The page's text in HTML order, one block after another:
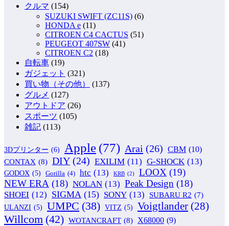
クルマ (154)
SUZUKI SWIFT (ZC11S) (6)
HONDA e (11)
CITROEN C4 CACTUS (51)
PEUGEOT 407SW (41)
CITROEN C2 (18)
自転車 (19)
ガジェット (321)
買い物（その他）
(137)
グルメ (127)
アウトドア (26)
スポーツ (105)
雑記 (113)
3Dプリンター (6) Apple (77) Arai (26) CBM (10)
CONTAX (8) DIY (24) EXILIM (11) G-SHOCK (13)
GODOX (5) Gorilla (4) htc (13) KRB (2) LOOX (19)
NEW ERA (18) NOLAN (13) Peak Design (18)
SHOEI (12) SIGMA (15) SONY (13) SUBARU R2 (7)
ULANZI (5) UMPC (38) VITZ (5) Voigtlander (28)
Willcom (42) WOTANCRAFT (8) X68000 (9)